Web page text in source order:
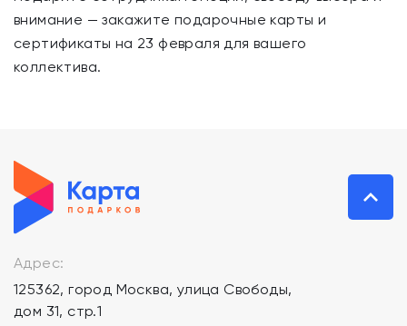
внимание — закажите подарочные карты и
сертификаты на 23 февраля для вашего
коллектива.
Адрес:
125362, город Москва, улица Свободы,
дом 31, стр.1